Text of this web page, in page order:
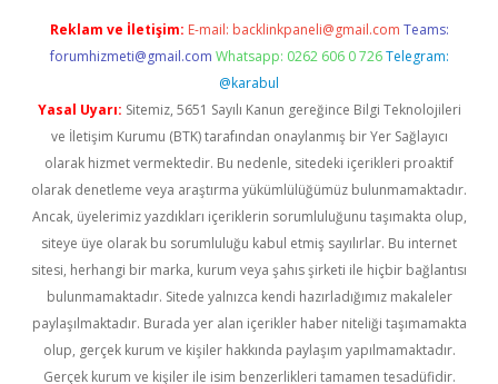
Reklam ve İletişim: E-mail: backlinkpaneli@gmail.com Teams:
forumhizmeti@gmail.com Whatsapp: 0262 606 0 726 Telegram:
@karabul
Yasal Uyarı: Sitemiz, 5651 Sayılı Kanun gereğince Bilgi Teknolojileri
ve İletişim Kurumu (BTK) tarafından onaylanmış bir Yer Sağlayıcı
olarak hizmet vermektedir. Bu nedenle, sitedeki içerikleri proaktif
olarak denetleme veya araştırma yükümlülüğümüz bulunmamaktadır.
Ancak, üyelerimiz yazdıkları içeriklerin sorumluluğunu taşımakta olup,
siteye üye olarak bu sorumluluğu kabul etmiş sayılırlar. Bu internet
sitesi, herhangi bir marka, kurum veya şahıs şirketi ile hiçbir bağlantısı
bulunmamaktadır. Sitede yalnızca kendi hazırladığımız makaleler
paylaşılmaktadır. Burada yer alan içerikler haber niteliği taşımamakta
olup, gerçek kurum ve kişiler hakkında paylaşım yapılmamaktadır.
Gerçek kurum ve kişiler ile isim benzerlikleri tamamen tesadüfidir.